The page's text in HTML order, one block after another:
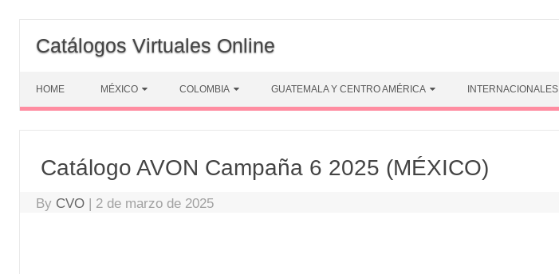
content
Catálogos Virtuales Online
HOME MÉXICO COLOMBIA GUATEMALA Y CENTRO AMÉRICA INTERNACIONALES
Catálogo AVON Campaña 6 2025 (MÉXICO)
By CVO | 2 de marzo de 2025